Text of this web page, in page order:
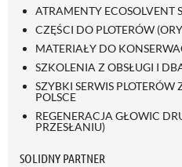
ATRAMENTY ECOSOLVENT
CZĘŚCI DO PLOTERÓW
MATERIAŁY DO
SZKOLENIA Z OBSŁUGI I
SZYBKI SERWIS
POLSCE
REGENERACJA GŁOWIC
PRZESŁANIU)
SOLIDNY PARTNER